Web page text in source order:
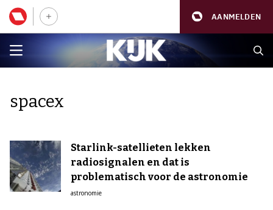
AANMELDEN
spacex
Starlink-satellieten lekken
radiosignalen en dat is
problematisch voor de astronomie
astronomie